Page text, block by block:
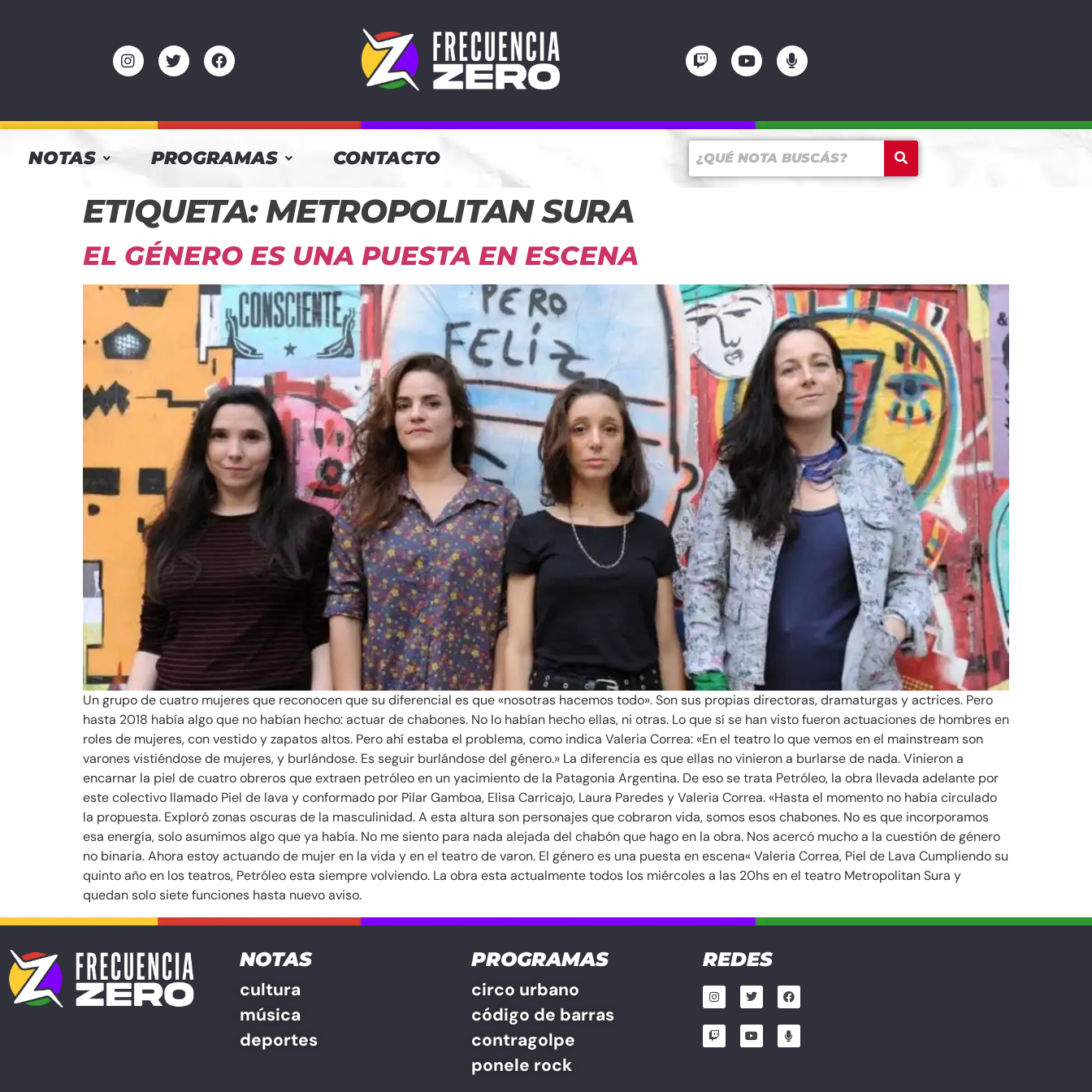
NOTAS PROGRAMAS CONTACTO
ETIQUETA:METROPOLITAN SURA
EL GÉNERO ES UNA PUESTA EN ESCENA
Un grupo de cuatro mujeres que reconocen que su diferencial es que «nosotras hacemos todo». Son sus propias directoras, dramaturgas y actrices. Pero
hasta 2018 había algo que no habían hecho: actuar de chabones. No lo habían hecho ellas, ni otras. Lo que sí se han visto fueron actuaciones de hombres en
roles de mujeres, con vestido y zapatos altos. Pero ahí estaba el problema, como indica Valeria Correa: «En el teatro lo que vemos en el mainstream son
varones vistiéndose de mujeres, y burlándose. Es seguir burlándose del género.» La diferencia es que ellas no vinieron a burlarse de nada. Vinieron a
encarnar la piel de cuatro obreros que extraen petróleo en un yacimiento de la Patagonia Argentina. De eso se trata Petróleo, la obra llevada adelante por
este colectivo llamado Piel de lava y conformado por Pilar Gamboa, Elisa Carricajo, Laura Paredes y Valeria Correa. «Hasta el momento no había circulado
la propuesta. Exploró zonas oscuras de la masculinidad. A esta altura son personajes que cobraron vida, somos esos chabones. No es que incorporamos
esa energía, solo asumimos algo que ya había. No me siento para nada alejada del chabón que hago en la obra. Nos acercó mucho a la cuestión de género
no binaria. Ahora estoy actuando de mujer en la vida y en el teatro de varon. El género es una puesta en escena« Valeria Correa, Piel de Lava Cumpliendo su
quinto año en los teatros, Petróleo esta siempre volviendo. La obra esta actualmente todos los miércoles a las 20hs en el teatro Metropolitan Sura y
quedan solo siete funciones hasta nuevo aviso.
NOTAS
cultura
música
deportes
PROGRAMAS
circo urbano
código de barras
contragolpe
ponele rock
REDES